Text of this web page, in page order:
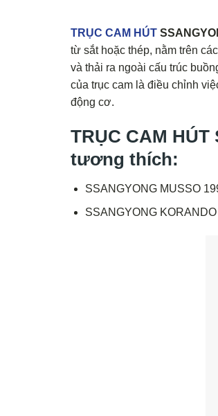
TRỤC CAM HÚT
từ sắt hoặc thép, nằm trên
và thải ra ngoài cấu trúc
của trục cam là điều chỉnh
động cơ.
TRỤC CAM HÚT
tương thích:
SSANGYONG MUSSO
SSANGYONG